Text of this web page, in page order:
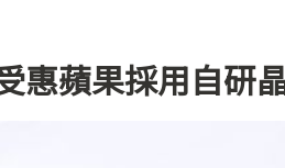
惠蘋果採用自研